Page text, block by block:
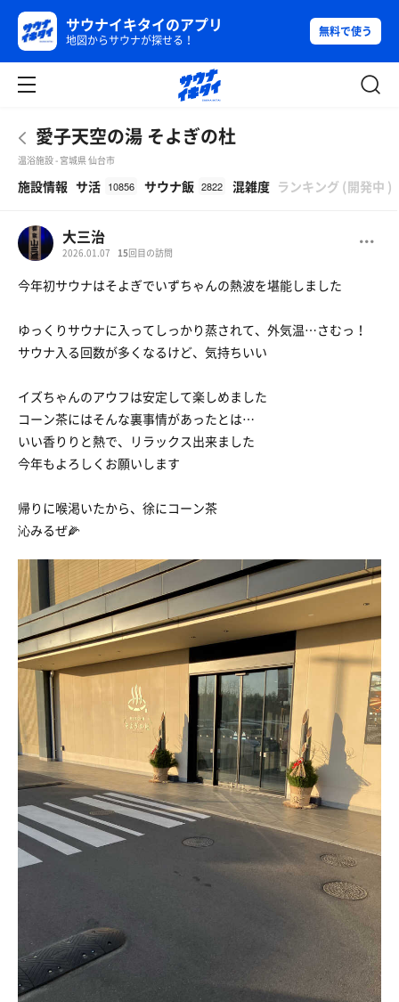
サウナイキタイのアプリ
地図からサウナが探せる！
無料で使う
愛子天空の湯 そよぎの杜
温浴施設 - 宮城県 仙台市
施設情報 サ活 10856 サウナ飯 2822 混雑度 ランキング (開発中 )
大三治
2026.01.07 15回目の訪問
今年初サウナはそよぎでいずちゃんの熱波を堪能しました
ゆっくりサウナに入ってしっかり蒸されて、外気温…さむっ！
サウナ入る回数が多くなるけど、気持ちいい
イズちゃんのアウフは安定して楽しめました
コーン茶にはそんな裏事情があったとは…
いい香りりと熱で、リラックス出来ました
今年もよろしくお願いします
帰りに喉渇いたから、徐にコーン茶
沁みるぜ🌽